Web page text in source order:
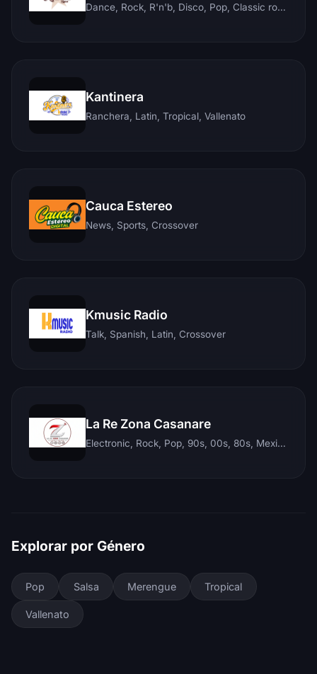
Dance, Rock, R'n'b, Disco, Pop, Classic rock, Techno, Reggae
Kantinera
Ranchera, Latin, Tropical, Vallenato
Cauca Estereo
News, Sports, Crossover
Kmusic Radio
Talk, Spanish, Latin, Crossover
La Re Zona Casanare
Electronic, Rock, Pop, 90s, 00s, 80s, Mexican, Ranchera, Reggaeton, Instrumental, Salsa, Merengue, Tropical, Romantic, Vallenato, Llanera
Explorar por Género
Pop Salsa Merengue Tropical
Vallenato